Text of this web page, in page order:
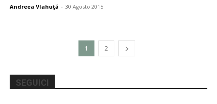
Andreea Vlahuţă - 30 Agosto 2015
1 2
SEGUICI